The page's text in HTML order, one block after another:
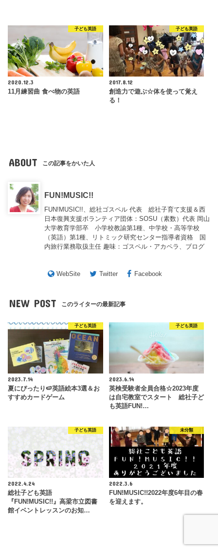
子ども英語
2020.12.3
11月練習曲 食べ物の英語
子ども英語
2017.8.12
創造力で遊ぶ☆体を使って覚え
る！
ABOUT この記事をかいた人
FUN!MUSIC!!
FUN!MUSIC!!、総社ゴスペル 代表 総社子育て支援＆西
日本復興支援ボランティア団体：SOSU（素数）代表 岡山
大学教育学部卒 小学校教諭第1種、中学校・高等学校
（英語）第1種、リトミック研究センター指導者資格 国
内旅行業務取扱主任 趣味：ゴスペル・アカペラ、ブログ
WebSite Twitter Facebook
NEW POST このライターの最新記事
子ども英語
2023.7.14
夏にぴったり🍉英語絵本3選＆お
すすめカードゲーム
子ども英語
2023.6.14
英検受験者全員合格☆2023年度
は自宅教室でスタート 総社子ど
も英語FUN!…
子ども英語
2022.4.24
総社子ども英語
『FUN!MUSIC!!』高梁市立図書
館イベントレッスンのお知…
未分類
2022.3.6
FUN!MUSIC!!2022年度6年目の春
を迎えます。